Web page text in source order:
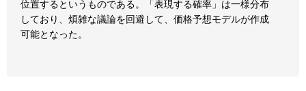
位置するというものである。「表現する確率」は一様分布
しており、煩雑な議論を回避して、価格予想モデルが作成
可能となった。